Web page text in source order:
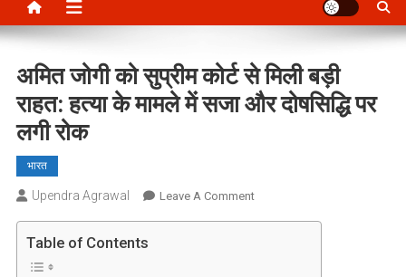
अमित जोगी को सुप्रीम कोर्ट से मिली बड़ी
राहत: हत्या के मामले में सजा और दोषसिद्धि पर
लगी रोक
भारत
Upendra Agrawal Leave A CommentOn
Table of Contents